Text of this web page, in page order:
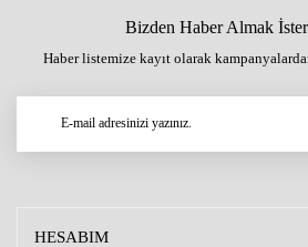
Bizden Haber Almak
Haber listemize kayıt olarak
HESABIM